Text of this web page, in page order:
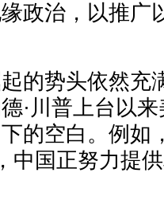
政治，以推广
的势头依然充
·川普上台以
的空白。例如
中国正努力提